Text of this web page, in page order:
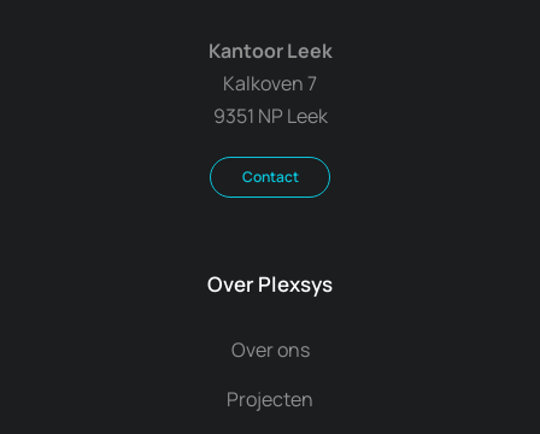
Kantoor Leek
Kalkoven 7
9351 NP Leek
Contact
Over Plexsys
Over ons
Projecten